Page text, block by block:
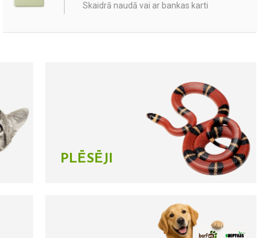
Skaidrā naudā vai ar bankas karti
PLĒSĒJI